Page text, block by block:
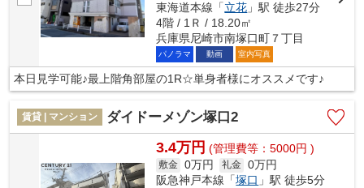
東海道本線「立花 」駅 徒歩27分
4階 / 1Ｒ / 18.20㎡
兵庫県尼崎市南塚口町７丁目
パノラマ 動画 室内写真
本日見学可能♪最上階角部屋の1R☆単身者様にオススメです♪
賃貸 | マンション ダイドーメゾン塚口2
3.4万円 (管理費等：5000円 )
敷金 0万円 礼金 0万円
阪急神戸本線「塚口 」駅 徒歩5分